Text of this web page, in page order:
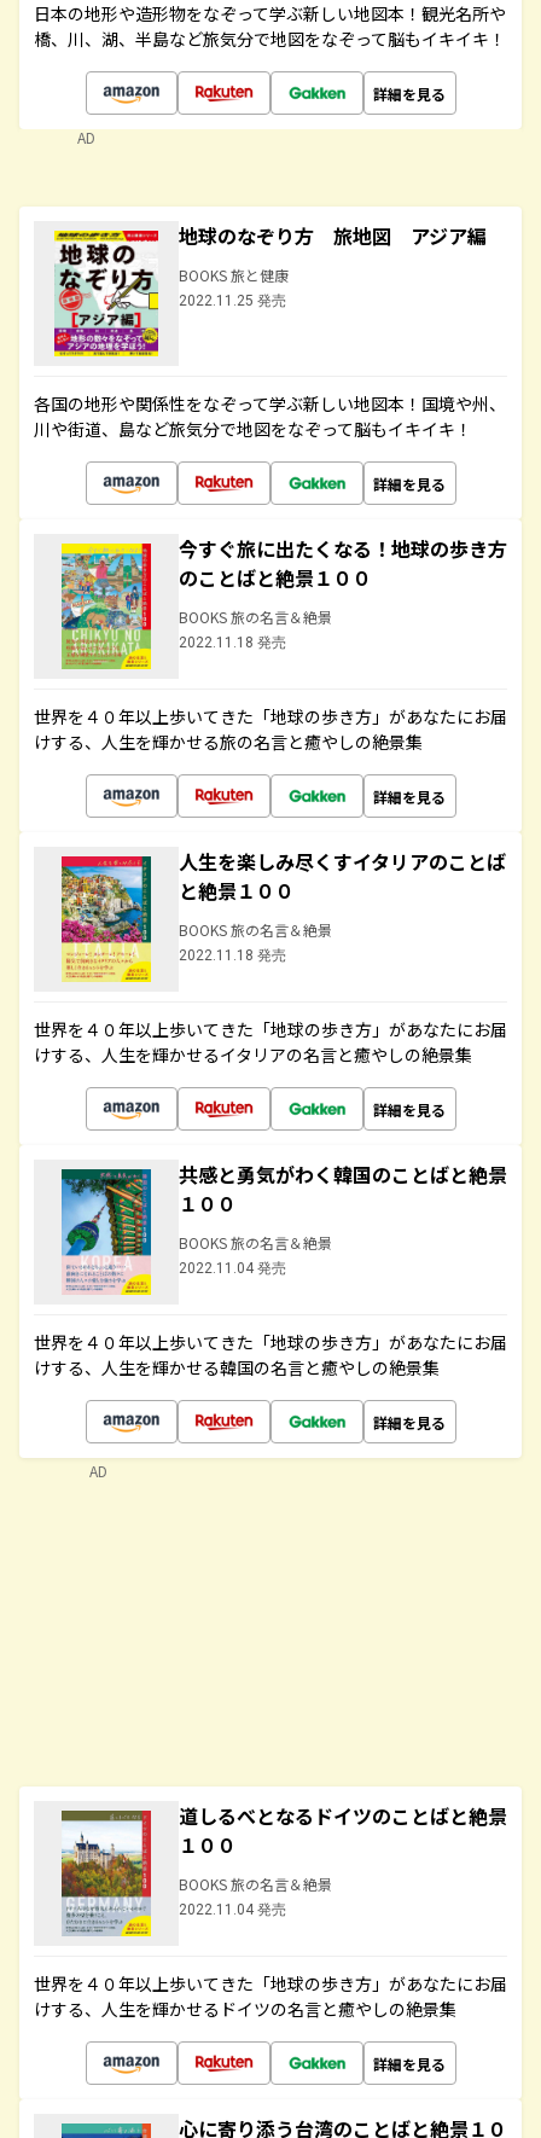
日本の地形や造形物をなぞって学ぶ新しい地図本！観光名所や
橋、川、湖、半島など旅気分で地図をなぞって脳もイキイキ！
詳細を見る
AD
地球のなぞり方 旅地図 アジア編
BOOKS 旅と健康
2022.11.25 発売
各国の地形や関係性をなぞって学ぶ新しい地図本！国境や州、
川や街道、島など旅気分で地図をなぞって脳もイキイキ！
詳細を見る
今すぐ旅に出たくなる！地球の歩き方
のことばと絶景１００
BOOKS 旅の名言＆絶景
2022.11.18 発売
世界を４０年以上歩いてきた「地球の歩き方」があなたにお届
けする、人生を輝かせる旅の名言と癒やしの絶景集
詳細を見る
人生を楽しみ尽くすイタリアのことば
と絶景１００
BOOKS 旅の名言＆絶景
2022.11.18 発売
世界を４０年以上歩いてきた「地球の歩き方」があなたにお届
けする、人生を輝かせるイタリアの名言と癒やしの絶景集
詳細を見る
共感と勇気がわく韓国のことばと絶景
１００
BOOKS 旅の名言＆絶景
2022.11.04 発売
世界を４０年以上歩いてきた「地球の歩き方」があなたにお届
けする、人生を輝かせる韓国の名言と癒やしの絶景集
詳細を見る
道しるべとなるドイツのことばと絶景
１００
BOOKS 旅の名言＆絶景
2022.11.04 発売
世界を４０年以上歩いてきた「地球の歩き方」があなたにお届
けする、人生を輝かせるドイツの名言と癒やしの絶景集
詳細を見る
心に寄り添う台湾のことばと絶景１０
AD